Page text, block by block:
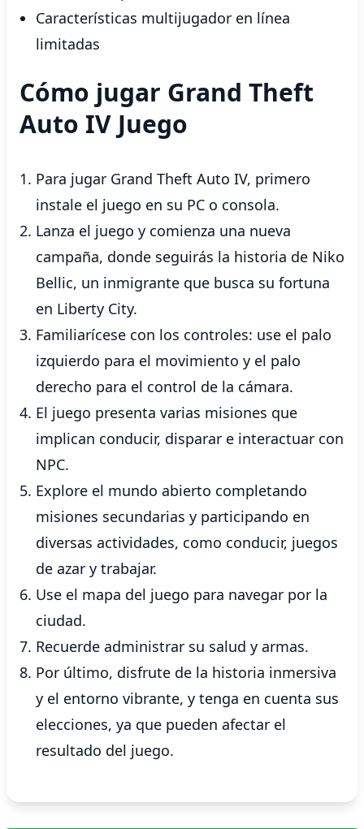
Características multijugador en línea
limitadas
Cómo jugar Grand Theft
Auto IV Juego
Para jugar Grand Theft Auto IV, primero
instale el juego en su PC o consola.
Lanza el juego y comienza una nueva
campaña, donde seguirás la historia de Niko
Bellic, un inmigrante que busca su fortuna
en Liberty City.
Familiarícese con los controles: use el palo
izquierdo para el movimiento y el palo
derecho para el control de la cámara.
El juego presenta varias misiones que
implican conducir, disparar e interactuar con
NPC.
Explore el mundo abierto completando
misiones secundarias y participando en
diversas actividades, como conducir, juegos
de azar y trabajar.
Use el mapa del juego para navegar por la
ciudad.
Recuerde administrar su salud y armas.
Por último, disfrute de la historia inmersiva
y el entorno vibrante, y tenga en cuenta sus
elecciones, ya que pueden afectar el
resultado del juego.